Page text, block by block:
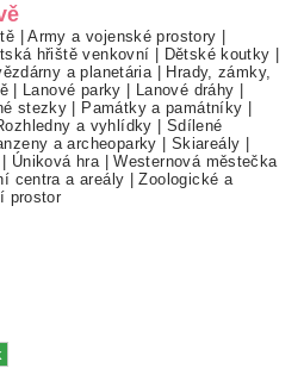
|Army a vojenské prostory
hřiště venkovní Dětské koutky
a planetária
Hrady, zámky,
| Lanové parky Lanové dráhy
stezky Památky a památníky
a vyhlídky
Sdílené
a archeoparky Skiareály
Úniková hra |Westernová městečka
centra a areály |Zoologické a
prostor